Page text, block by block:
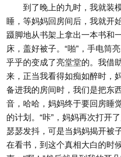
到了晚上的九时，我就装
睡，等妈妈回房间后，我就开
蹑脚地从书架上拿出一本书和
床，盖好被子。“啪”，手电筒
乎乎的变成了亮堂堂的。我借
来，正当我看得如痴如醉时，
备进我的房间时，我们是把东
音，哈哈，妈妈终于要回房睡
的计划。“咔”，妈妈再次打开
瑟瑟发抖，可是当妈妈揭开被
在看书，到这个真相大白的时